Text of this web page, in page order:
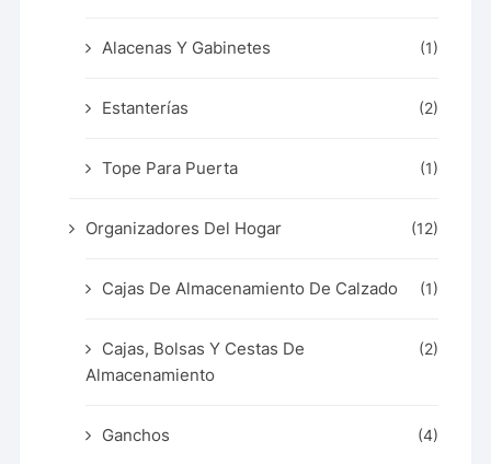
Alacenas Y Gabinetes (1)
Estanterías (2)
Tope Para Puerta (1)
Organizadores Del Hogar (12)
Cajas De Almacenamiento De Calzado (1)
Cajas, Bolsas Y Cestas De
Almacenamiento
(2)
Ganchos (4)